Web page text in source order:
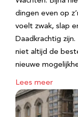
dingen even op
voelt zwak, slap
Daadkrachtig
niet altijd de
nieuwe
Lees meer